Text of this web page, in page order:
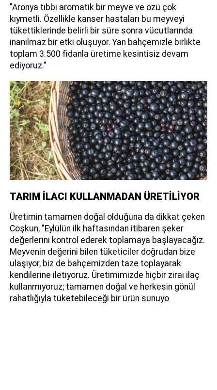
"Aronya tıbbi aromatik bir meyve ve özü çok
kıymetli. Özellikle kanser hastaları bu meyveyi
tükettiklerinde belirli bir süre sonra vücutlarında
inanılmaz bir etki oluşuyor. Yan bahçemizle birlikte
toplam 3.500 fidanla üretime kesintisiz devam
ediyoruz."
TARIM İLACI KULLANMADAN ÜRETİLİYOR
Üretimin tamamen doğal olduğuna da dikkat çeken
Coşkun, "Eylülün ilk haftasından itibaren şeker
değerlerini kontrol ederek toplamaya başlayacağız.
Meyvenin değerini bilen tüketiciler doğrudan bize
ulaşıyor, biz de bahçemizden taze toplayarak
kendilerine iletiyoruz. Üretimimizde hiçbir zirai ilaç
kullanmıyoruz; tamamen doğal ve herkesin gönül
rahatlığıyla tüketebileceği bir ürün sunuyo